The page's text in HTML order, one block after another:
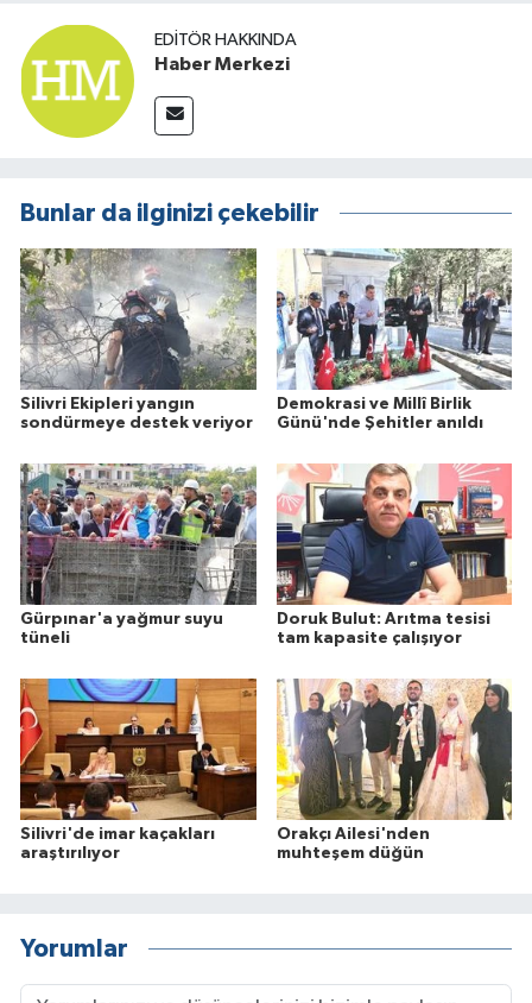
EDITÖR HAKKINDA
Haber Merkezi
Bunlar da ilginizi çekebilir
Silivri Ekipleri yangın
sondürmeye destek veriyor
Demokrasi ve Millî Birlik
Günü'nde Şehitler anıldı
Gürpınar'a yağmur suyu
tüneli
Doruk Bulut: Arıtma tesisi
tam kapasite çalışıyor
Silivri'de imar kaçakları
araştırılıyor
Orakçı Ailesi'nden
muhteşem düğün
Yorumlar